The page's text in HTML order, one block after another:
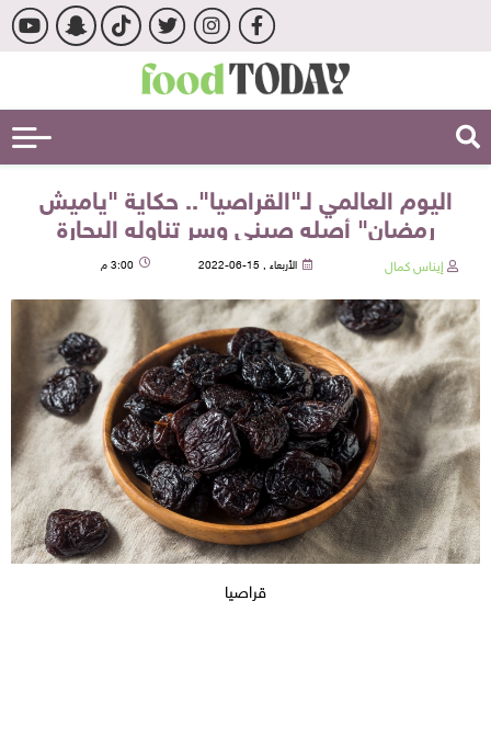
اليوم العالمي لـ"القراصيا".. حكاية "ياميش
رمضان" أصله صيني وسر تناوله البحارة
إيناس كمال الأربعاء , 15-06-2022 3:00 م
قراصيا